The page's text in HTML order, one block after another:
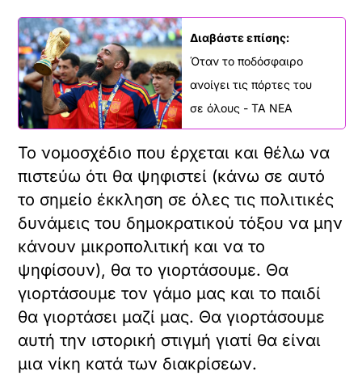
Διαβάστε επίσης:
Όταν το ποδόσφαιρο
ανοίγει τις πόρτες του
σε όλους - ΤΑ ΝΕΑ
Το νομοσχέδιο που έρχεται και θέλω να
πιστεύω ότι θα ψηφιστεί (κάνω σε αυτό
το σημείο έκκληση σε όλες τις πολιτικές
δυνάμεις του δημοκρατικού τόξου να μην
κάνουν μικροπολιτική και να το
ψηφίσουν), θα το γιορτάσουμε. Θα
γιορτάσουμε τον γάμο μας και το παιδί
θα γιορτάσει μαζί μας. Θα γιορτάσουμε
αυτή την ιστορική στιγμή γιατί θα είναι
μια νίκη κατά των διακρίσεων.